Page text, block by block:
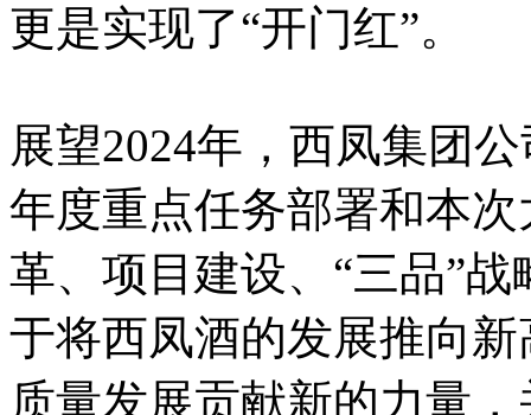
更是实现了“开门红”。
展望2024年，西凤集团
年度重点任务部署和本
革、项目建设、“三品”
于将西凤酒的发展推向
质量发展贡献新的力量